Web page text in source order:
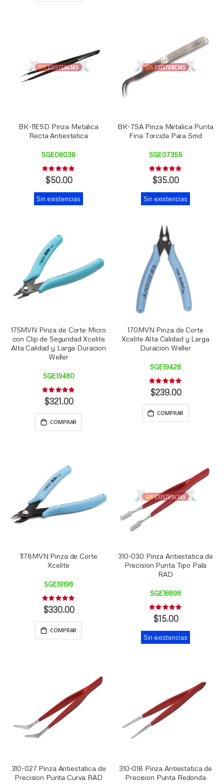
BK-11ESD Pinza Metalica
Recta Antiestatica
SGE08036
Rating:
0%
$50.00
Sin existencias
BK-7SA Pinza Metalica Punta
Fina Torcida Para Smd
SGE07355
Rating:
0%
$35.00
Sin existencias
175MVN Pinza de Corte Micro
con Clip de Seguridad Xcelite
Alta Calidad y Larga Duracion
Weller
SGE19480
Rating:
0%
$321.00
COMPRAR
170MVN Pinza de Corte
Xcelite Alta Calidad y Larga
Duracion Weller
SGE19428
Rating:
0%
$239.00
COMPRAR
1178MVN Pinza de Corte
Xcelite
SGE19198
Rating:
0%
$330.00
COMPRAR
310-030 Pinza Antiestatica de
Precision Punta Tipo Pala
RAD
SGE18898
Rating:
0%
$15.00
Sin existencias
310-027 Pinza Antiestatica de
Precision Punta Curva RAD
310-018 Pinza Antiestatica de
Precision Punta Redonda